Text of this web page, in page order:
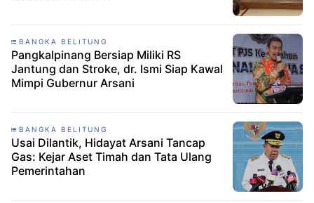
BANGKA BELITUNG
Pangkalpinang Bersiap Miliki RS
Jantung dan Stroke, dr. Ismi Siap Kawal
Mimpi Gubernur Arsani
BANGKA BELITUNG
Usai Dilantik, Hidayat Arsani Tancap
Gas: Kejar Aset Timah dan Tata Ulang
Pemerintahan